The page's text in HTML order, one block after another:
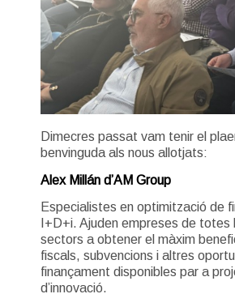
Dimecres passat vam tenir el
benvinguda als nous allotjats:
Alex Millán d’AM Group
Especialistes en optimització de
I+D+i. Ajuden empreses de totes
sectors a obtener el màxim
fiscals, subvencions i altres
finançament disponibles par a
d’innovació.